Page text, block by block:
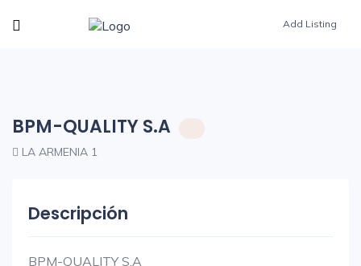
Add Listing
BPM-QUALITY S.A
LA ARMENIA 1
Descripción
BPM-QUALITY S.A